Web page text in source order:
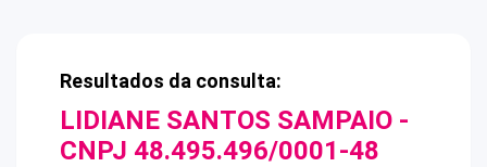
Resultados da consulta:
LIDIANE SANTOS SAMPAIO -
CNPJ 48.495.496/0001-48